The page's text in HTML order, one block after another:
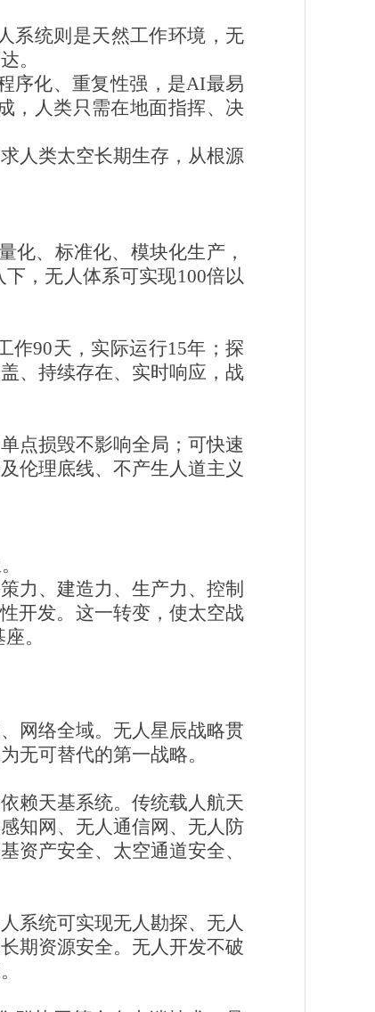
系统则是天然工作环境，无
。
序化、重复性强，是AI最易
，人类只需在地面指挥、决
人类太空长期生存，从根源
化、标准化、模块化生产，
，无人体系可实现100倍以
作90天，实际运行15年；探
、持续存在、实时响应，战
点损毁不影响全局；可快速
伦理底线、不产生人道主义
力、建造力、生产力、控制
开发。这一转变，使太空战
。
网络全域。无人星辰战略贯
无可替代的第一战略。
赖天基系统。传统载人航天
知网、无人通信网、无人防
资产安全、太空通道安全、
系统可实现无人勘探、无人
期资源安全。无人开发不破